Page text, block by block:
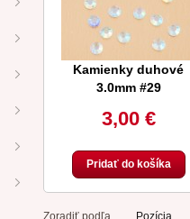
Kamienky duhové
3.0mm #29
3,00 €
Pridať do košíka
Zoradiť podľa Pozícia